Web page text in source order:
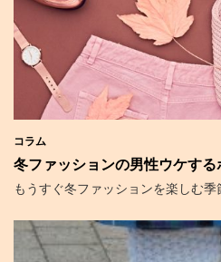
コラム
冬ファッションの男性ウケする
もうすぐ冬ファッションを楽しむ